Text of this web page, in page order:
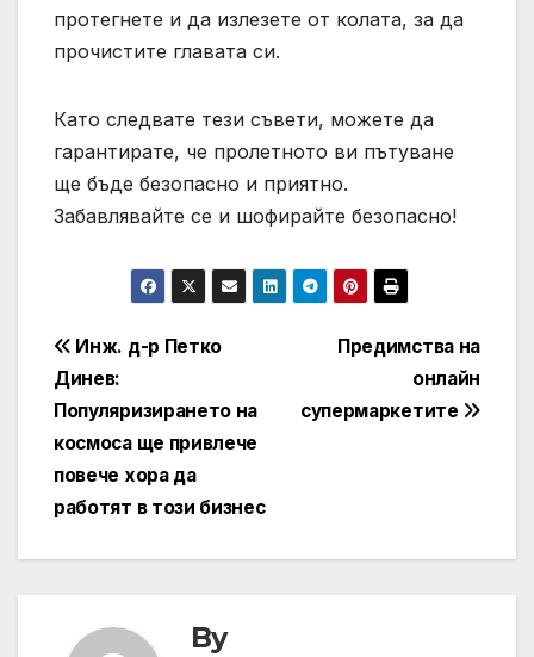
протегнете и да излезете от колата, за да
прочистите главата си.
Като следвате тези съвети, можете да
гарантирате, че пролетното ви пътуване
ще бъде безопасно и приятно.
Забавлявайте се и шофирайте безопасно!
Навигация
Предимства на
онлайн
супермаркетите
Инж. д-р Петко
Динев:
Популяризирането на
космоса ще привлече
повече хора да
работят в този бизнес
By